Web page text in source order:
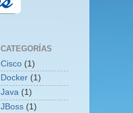
CATEGORÍAS
Cisco (1)
Docker (1)
Java (1)
JBoss (1)